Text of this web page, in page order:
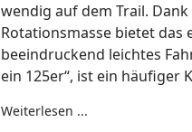
wendig auf dem Trail.
Rotationsmasse bietet das
beeindruckend leichtes
ein 125er“, ist ein häufiger
Weiterlesen ...